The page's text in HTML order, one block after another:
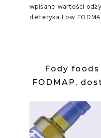
wpisane wartości
dietetyka Low
Fody
FODMAP,